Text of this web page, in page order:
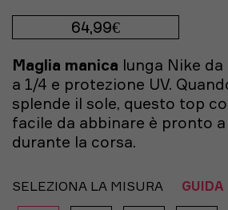
64,99€
Maglia manica lunga Nike da
a 1/4 e protezione UV.
splende il sole, questo top
facile da abbinare è pronto
durante la corsa.
SELEZIONA LA MISURA GUIDA